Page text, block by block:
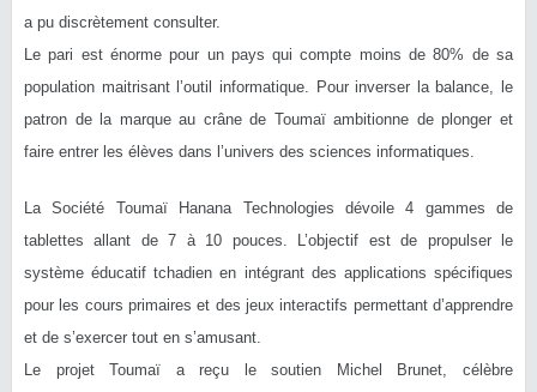
a pu discrètement consulter.
Le pari est énorme pour un pays qui compte moins de 80% de sa
population maitrisant l’outil informatique. Pour inverser la balance, le
patron de la marque au crâne de Toumaï ambitionne de plonger et
faire entrer les élèves dans l’univers des sciences informatiques.
La Société Toumaï Hanana Technologies dévoile 4 gammes de
tablettes allant de 7 à 10 pouces. L’objectif est de propulser le
système éducatif tchadien en intégrant des applications spécifiques
pour les cours primaires et des jeux interactifs permettant d’apprendre
et de s’exercer tout en s’amusant.
Le projet Toumaï a reçu le soutien Michel Brunet, célèbre